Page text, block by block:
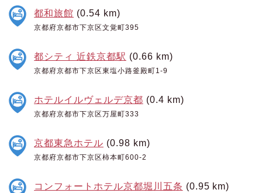
都和旅館 (0.54 km)
京都府京都市下京区文覚町395
都シティ 近鉄京都駅 (0.66 km)
京都府京都市下京区東塩小路釜殿町1-9
ホテルイルヴェルデ京都 (0.4 km)
京都府京都市下京区万屋町333
京都東急ホテル (0.98 km)
京都府京都市下京区柿本町600-2
コンフォートホテル京都堀川五条 (0.95 km)